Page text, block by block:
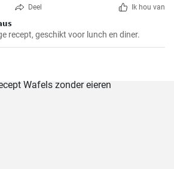
Deel Ik hou van
recept, geschikt voor lunch en diner.